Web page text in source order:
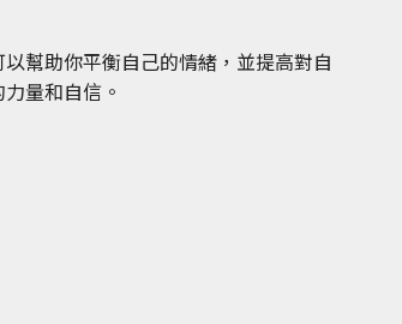
幫助你平衡自己的情緒，並提高對自
量和自信。